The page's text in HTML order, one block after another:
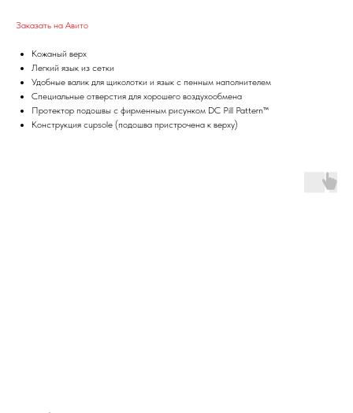
Заказать на Авито
Кожаный верх
Легкий язык из сетки
Удобные валик для щиколотки и язык с пенным наполнителем
Специальные отверстия для хорошего воздухообмена
Протектор подошвы с фирменным рисунком DC Pill Pattern™
Конструкция cupsole (подошва пристрочена к верху)